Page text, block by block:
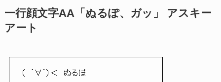
一行顔文字AA「ぬるぽ、ガッ」 アスキー
アート
（　´∀｀）＜　ぬるぽ